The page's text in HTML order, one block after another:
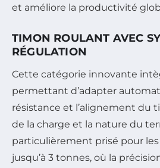
et améliore la productivité
TIMON ROULANT AVEC
RÉGULATION
Cette catégorie innovante
permettant d’adapter
résistance et l’alignement du
de la charge et la nature du
particulièrement prisé pour
jusqu’à 3 tonnes, où la